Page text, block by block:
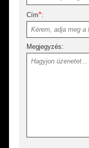
Cím*:
Megjegyzés: